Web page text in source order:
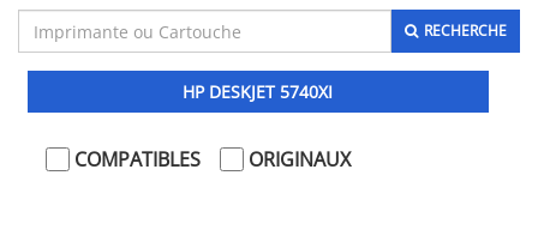
RECHERCHE
HP DESKJET 5740XI
COMPATIBLES ORIGINAUX